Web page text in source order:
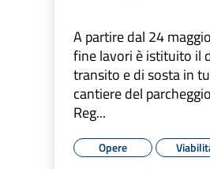
A partire dal 24
fine lavori è istituito il
transito e di sosta in
cantiere del
Reg...
Opere